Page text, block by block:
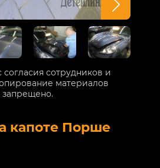
капоте Порше
сотрудников и
материалов
запрещено.